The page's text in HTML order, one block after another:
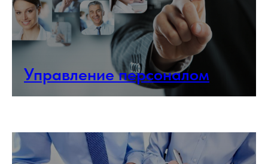
Управление персоналом